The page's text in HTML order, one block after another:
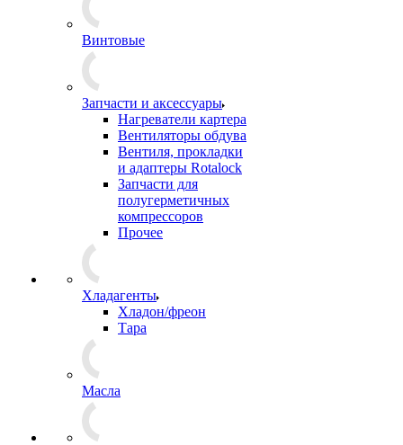
Винтовые
Запчасти и аксессуары
Нагреватели картера
Вентиляторы обдува
Вентиля, прокладки
и адаптеры Rotalock
Запчасти для
полугерметичных
компрессоров
Прочее
Хладагенты
Хладон/фреон
Тара
Масла